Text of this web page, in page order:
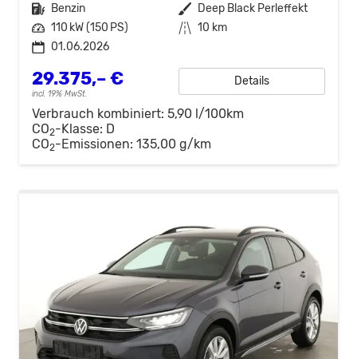
Kraftstoff Benzin Außenfarbe Deep Black Perleffekt
Leistung 110 kW (150 PS) Kilometerstand 10 km
01.06.2026
29.375,– €
incl. 19% MwSt.
Details
Verbrauch kombiniert: 5,90 l/100km
CO2-Klasse: D
CO2-Emissionen: 135,00 g/km